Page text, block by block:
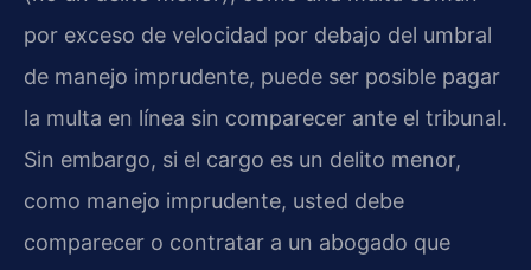
por exceso de velocidad por debajo del umbral
de manejo imprudente, puede ser posible pagar
la multa en línea sin comparecer ante el tribunal.
Sin embargo, si el cargo es un delito menor,
como manejo imprudente, usted debe
comparecer o contratar a un abogado que